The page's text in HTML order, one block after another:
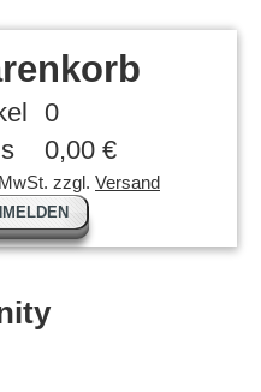
0
0,00 €
zzgl. Versand